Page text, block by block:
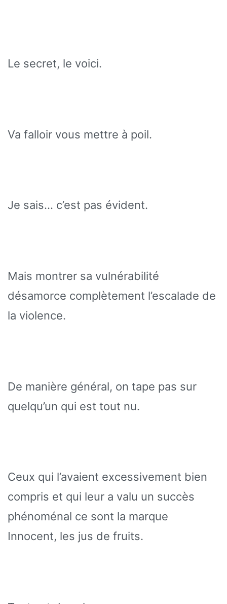
Le secret, le voici.
Va falloir vous mettre à poil.
Je sais… c’est pas évident.
Mais montrer sa vulnérabilité
désamorce complètement l’escalade de
la violence.
De manière général, on tape pas sur
quelqu’un qui est tout nu.
Ceux qui l’avaient excessivement bien
compris et qui leur a valu un succès
phénoménal ce sont la marque
Innocent, les jus de fruits.